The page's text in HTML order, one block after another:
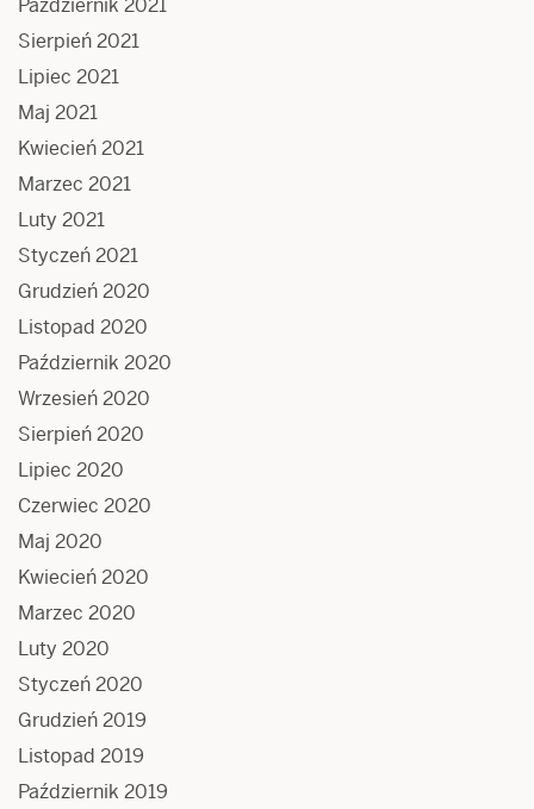
Sierpień 2021
Lipiec 2021
Maj 2021
Kwiecień 2021
Marzec 2021
Luty 2021
Styczeń 2021
Grudzień 2020
Listopad 2020
Październik 2020
Wrzesień 2020
Sierpień 2020
Lipiec 2020
Czerwiec 2020
Maj 2020
Kwiecień 2020
Marzec 2020
Luty 2020
Styczeń 2020
Grudzień 2019
Listopad 2019
Październik 2019